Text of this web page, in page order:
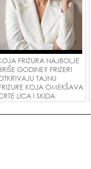
FRIZURA NAJBOLJE
GODINE? FRIZERI
TAJNU
KOJA OMEKŠAVA
LICA I SKIDA